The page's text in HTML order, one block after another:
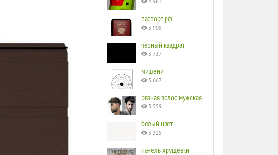
4 983
паспорт рф
3 905
черный квадрат
3 737
мишени
3 667
рваная волос мужская
3 559
белый цвет
3 325
панель хрущевки